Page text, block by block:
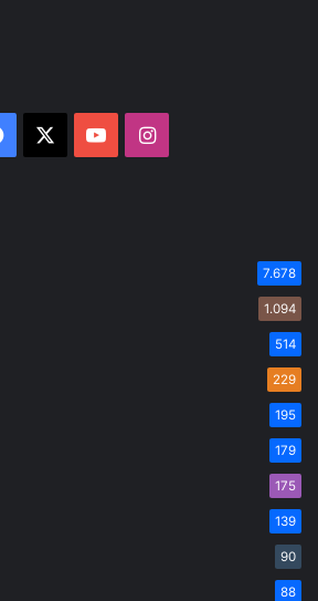
Facebook YouTubeInstagram
7.678
1.094
514
229
195
179
175
139
90
88